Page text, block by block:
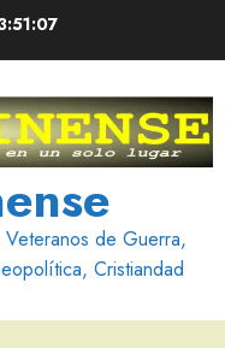
Veteranos de Guerra,
Cristiandad